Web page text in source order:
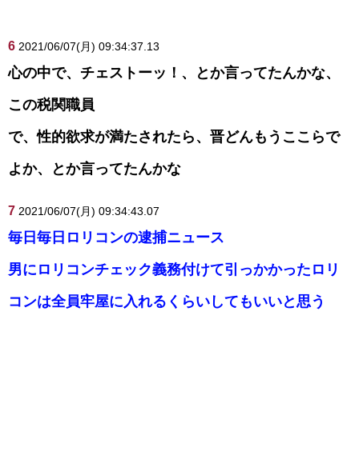
6 2021/06/07(月) 09:34:37.13
心の中で、チェストーッ！、とか言ってたんかな、
この税関職員
で、性的欲求が満たされたら、晋どんもうここらで
よか、とか言ってたんかな
7 2021/06/07(月) 09:34:43.07
毎日毎日ロリコンの逮捕ニュース
男にロリコンチェック義務付けて引っかかったロリ
コンは全員牢屋に入れるくらいしてもいいと思う